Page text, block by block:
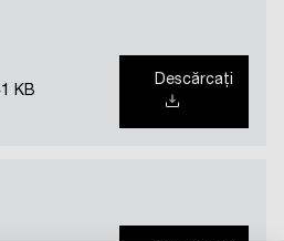
KB
Descărcați